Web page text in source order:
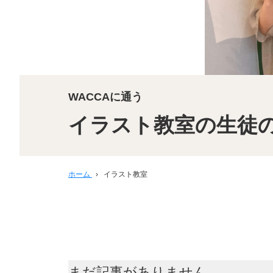
WACCAに通う
イラスト教室の生徒
ホーム › イラスト教室